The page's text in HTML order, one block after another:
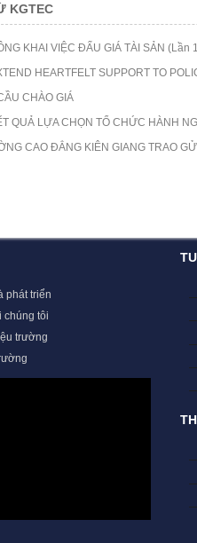
KGTEC
KHAI VIỆC ĐẤU GIÁ TÀI SẢN (Lần
HEARTFELT SUPPORT TO
CHÀO GIÁ
QUẢ LỰA CHỌN TỔ CHỨC HÀNH
CAO ĐẲNG KIÊN GIANG TRAO
phát triển
chúng tôi
trường